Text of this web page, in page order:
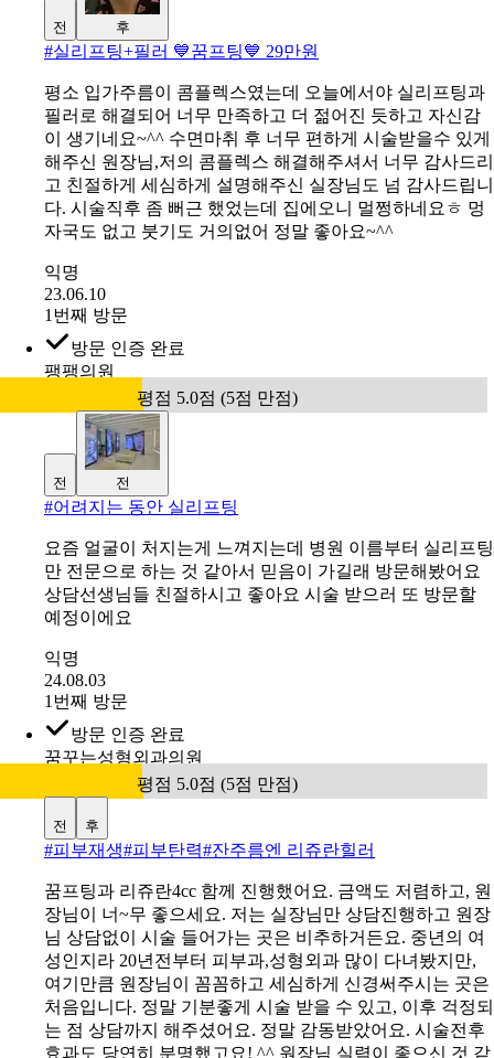
#실리프팅+필러 💙꿈프팅💙 29만원
평소 입가주름이 콤플렉스였는데 오늘에서야 실리프팅과
필러로 해결되어 너무 만족하고 더 젊어진 듯하고 자신감
이 생기네요~^^ 수면마취 후 너무 편하게 시술받을수 있게
해주신 원장님,저의 콤플렉스 해결해주셔서 너무 감사드리
고 친절하게 세심하게 설명해주신 실장님도 넘 감사드립니
자국도 없고 붓기도 거의없어 정말 좋아요~^^
익명
23.06.10
1번째 방문
방문 인증 완료
팽팽의원
평점 5.0점 (5점 만점)
전 전
#어려지는 동안 실리프팅
만 전문으로 하는 것 같아서 믿음이 가길래 방문해봤어요
상담선생님들 친절하시고 좋아요 시술 받으러 또 방문할
예정이에요
익명
24.08.03
방문 인증 완료
꿈꾸는성형외과의원
전 후
#피부재생#피부탄력#잔주름엔 리쥬란힐러
꿈프팅과 리쥬란4cc 함께 진행했어요. 금액도 저렴하고, 원
장님이 너~무 좋으세요. 저는 실장님만 상담진행하고 원장
님 상담없이 시술 들어가는 곳은 비추하거든요. 중년의 여
성인지라 20년전부터 피부과,성형외과 많이 다녀봤지만,